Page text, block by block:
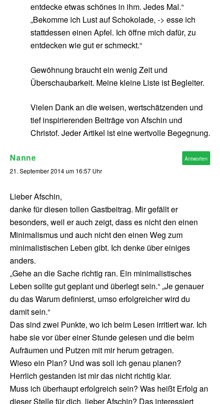
entdecke etwas schönes in ihm. Jedes Mal.“
„Bekomme ich Lust auf Schokolade, -> esse ich
stattdessen einen Apfel. Ich öffne mich dafür, zu
entdecken wie gut er schmeckt.“
Gewöhnung braucht ein wenig Zeit und
Überschaubarkeit. Meine kleine Liste ist Begleiter.
Vielen Dank an die weisen, wertschätzenden und
tief inspirierenden Beiträge von Afschin und
Christof. Jeder Artikel ist eine wertvolle Begegnung.
Nanne
21. September 2014 um 16:57 Uhr
Lieber Afschin,
danke für diesen tollen Gastbeitrag. Mir gefällt er
besonders, weil er auch zeigt, dass es nicht den einen
Minimalismus und auch nicht den einen Weg zum
minimalistischen Leben gibt. Ich denke über einiges
anders.
„Gehe an die Sache richtig ran. Ein minimalistisches
Leben sollte gut geplant und überlegt sein.“ „Je genauer
du das Warum definierst, umso erfolgreicher wird du
damit sein.“
Das sind zwei Punkte, wo ich beim Lesen irritiert war. Ich
habe sie vor über einer Stunde gelesen und die beim
Aufräumen und Putzen mit mir herum getragen.
Wieso ein Plan? Und was soll ich genau planen?
Herrlich gestanden ist mir das nicht richtig klar.
Muss ich überhaupt erfolgreich sein? Was heißt Erfolg an
dieser Stelle für dich, lieber Afschin? Das interessiert
Antworten